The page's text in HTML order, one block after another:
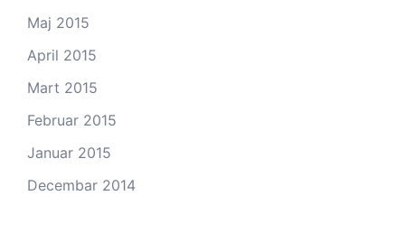
Maj 2015
April 2015
Mart 2015
Februar 2015
Januar 2015
Decembar 2014